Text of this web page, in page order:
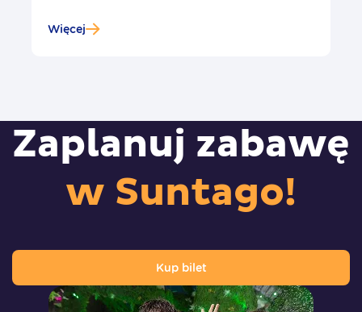
Więcej
Zaplanuj zabawę
w Suntago!
Kup bilet